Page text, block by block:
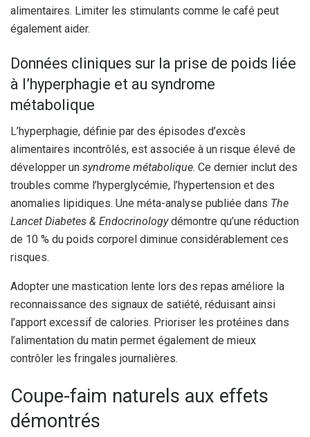
alimentaires. Limiter les stimulants comme le café peut
également aider.
Données cliniques sur la prise de poids liée
à l’hyperphagie et au syndrome
métabolique
L’hyperphagie, définie par des épisodes d’excès
alimentaires incontrôlés, est associée à un risque élevé de
développer un syndrome métabolique. Ce dernier inclut des
troubles comme l’hyperglycémie, l’hypertension et des
anomalies lipidiques. Une méta-analyse publiée dans The
Lancet Diabetes & Endocrinologydémontre qu’une réduction
de 10 % du poids corporel diminue considérablement ces
risques.
Adopter une mastication lente lors des repas améliore la
reconnaissance des signaux de satiété, réduisant ainsi
l’apport excessif de calories. Prioriser les protéines dans
l’alimentation du matin permet également de mieux
contrôler les fringales journalières.
Coupe-faim naturels aux effets
démontrés